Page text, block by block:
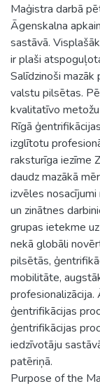
Maģistra darbā
Āgenskalna
sastāvā.
ir plaši
Salīdzinoši
valstu pilsētas.
kvalitatīvo
Rīgā
izglītotu
raksturīga iezīme
daudz mazākā
izvēles
un zinātnes
grupas ietekme
nekā globāli
pilsētās,
mobilitāte,
ģentrifikācijas
ģentrifikācijas
iedzīvotāju
patēriņā.
Purpose of the